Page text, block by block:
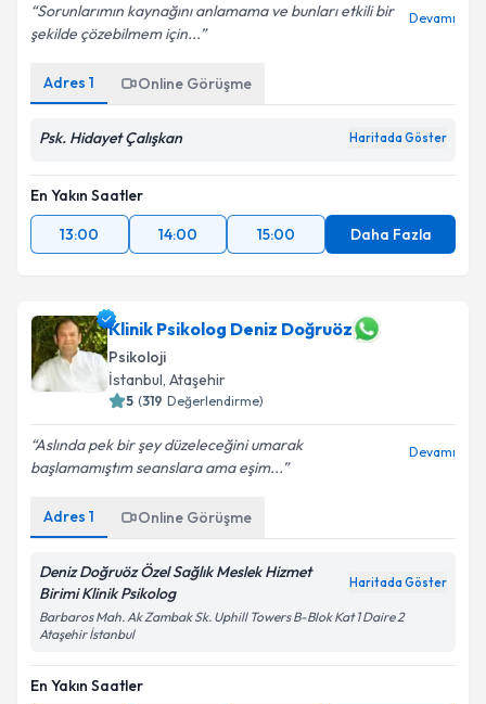
Sorunlarımın kaynağını anlamama ve bunları etkili bir
şekilde çözebilmem için...
Devamı
Adres 1 Online Görüşme
Psk. Hidayet Çalışkan Haritada Göster
En Yakın Saatler
13:00
14:00 15:00 Daha Fazla
Klinik Psikolog Deniz Doğruöz
Psikoloji
İstanbul, Ataşehir
5 (319 Değerlendirme)
Aslında pek bir şey düzeleceğini umarak
başlamamıştım seanslara ama eşim...
Devamı
Adres 1 Online Görüşme
Deniz Doğruöz Özel Sağlık Meslek Hizmet
Birimi Klinik Psikolog
Haritada Göster
Barbaros Mah. Ak Zambak Sk. Uphill Towers B-Blok Kat 1 Daire 2
Ataşehir İstanbul
En Yakın Saatler